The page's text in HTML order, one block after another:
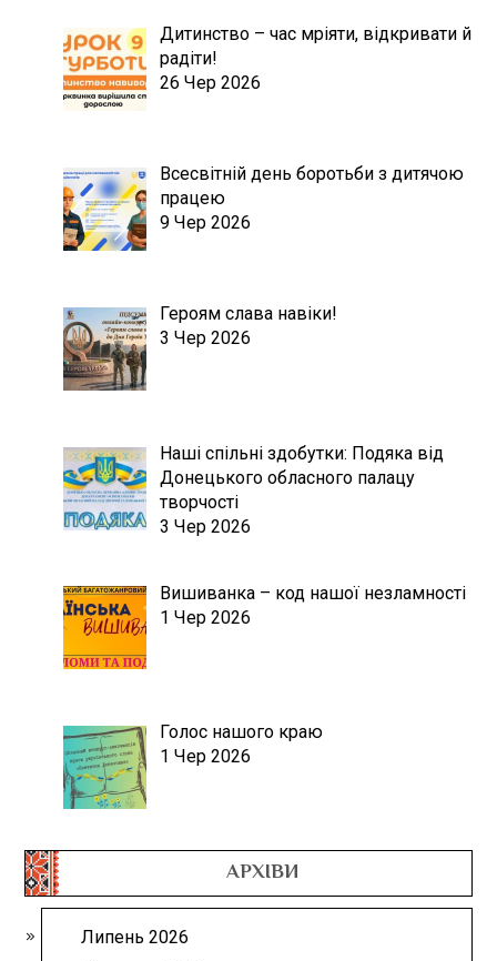
Дитинство – час мріяти, відкривати й
радіти!
26 Чер 2026
Всесвітній день боротьби з дитячою
працею
9 Чер 2026
Героям слава навіки!
3 Чер 2026
Наші спільні здобутки: Подяка від
Донецького обласного палацу
творчості
3 Чер 2026
Вишиванка – код нашої незламності
1 Чер 2026
Голос нашого краю
1 Чер 2026
АРХІВИ
Липень 2026